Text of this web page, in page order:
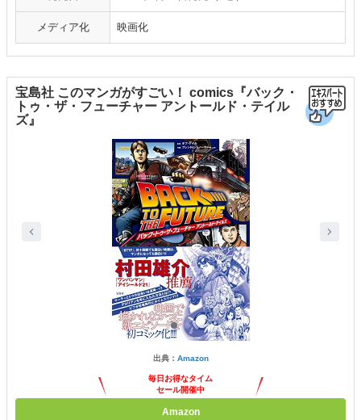
メディア化 映画化
宝島社 このマンガがすごい！ comics『バック・
トゥ・ザ・フューチャー アントールド・テイル
ズ』
出典： Amazon
毎日お得なタイム
セール開催中
Amazon